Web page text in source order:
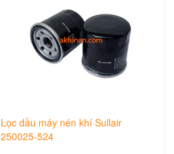
Lọc dầu máy nén khí Sullair
250025-524